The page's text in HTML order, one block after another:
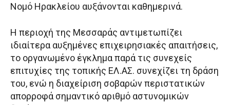
Νομό Ηρακλείου αυξάνονται καθημερινά.
Η περιοχή της Μεσσαράς αντιμετωπίζει
ιδιαίτερα αυξημένες επιχειρησιακές απαιτήσεις,
το οργανωμένο έγκλημα παρά τις συνεχείς
επιτυχίες της τοπικής ΕΛ.ΑΣ. συνεχίζει τη δράση
του, ενώ η διαχείριση σοβαρών περιστατικών
απορροφά σημαντικό αριθμό αστυνομικών